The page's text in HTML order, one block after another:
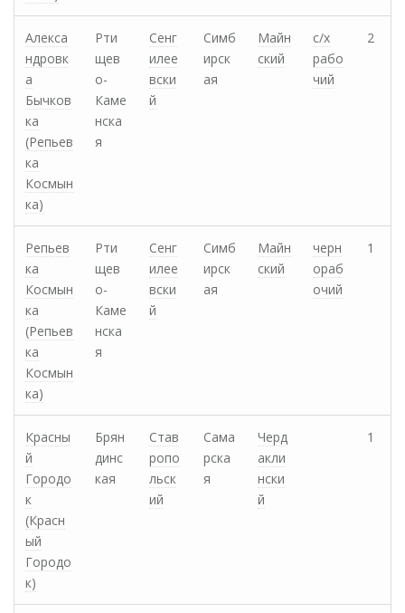
Алекса
ндровк
а
Бычков
ка
(Репьев
ка
Космын
ка)
Рти
щев
о-
Каме
нска
я
Сенг
илее
вски
й
Симб
ирск
ая
Майн
ский
с/х
рабо
чий
2
Репьев
ка
Космын
ка
(Репьев
ка
Космын
ка)
Рти
щев
о-
Каме
нска
я
Сенг
илее
вски
й
Симб
ирск
ая
Майн
ский
черн
ораб
очий
1
Красны
й
Городо
к
(Красн
ый
Городо
к)
Брян
динс
кая
Став
ропо
льск
ий
Сама
рска
я
Черд
акли
нски
й
1